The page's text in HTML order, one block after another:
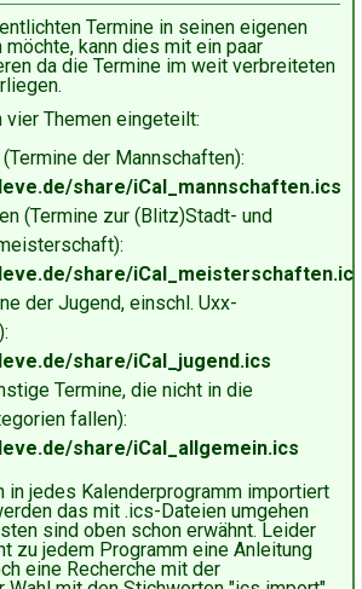
Termine in seinen eigenen
möchte, kann dies mit ein paar
da die Termine im weit verbreiteten
vier Themen eingeteilt:
der Mannschaften):
share/iCal_mannschaften.ics
(Termine zur (Blitz)Stadt- und
share/
der Jugend, einschl. Uxx-
share/iCal_jugend.ics
Termine, die nicht in die
fallen):
share/iCal_allgemein.ics
in jedes Kalenderprogramm importiert
das mit .ics-Dateien umgehen
sind oben schon erwähnt. Leider
zu jedem Programm eine Anleitung
eine Recherche mit der